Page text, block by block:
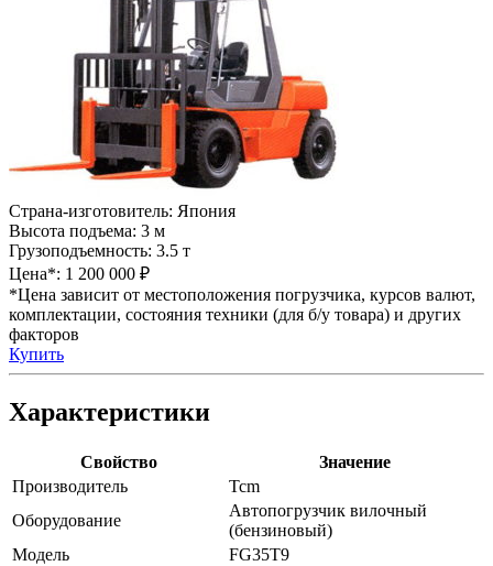
Страна-изготовитель: Япония
Высота подъема: 3 м
Грузоподъемность: 3.5 т
Цена*: 1 200 000 ₽
*Цена зависит от местоположения погрузчика, курсов валют,
комплектации, состояния техники (для б/у товара) и других
факторов
Купить
Характеристики
Свойство
Значение
Производитель
Tcm
Оборудование
Автопогрузчик вилочный
(бензиновый)
Модель
FG35T9